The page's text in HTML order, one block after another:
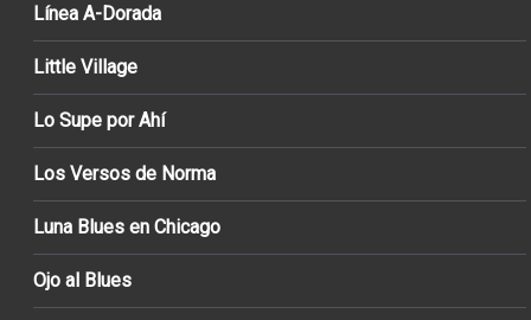
Línea A-Dorada
Little Village
Lo Supe por Ahí
Los Versos de Norma
Luna Blues en Chicago
Ojo al Blues